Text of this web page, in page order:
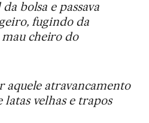
bolsa e passava
fugindo da
cheiro do
aquele atravancamento
velhas e trapos